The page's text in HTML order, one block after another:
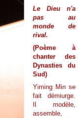
Le Dieu n'a
pas au
monde de
rival.
(Poème à
chanter des
Dynasties du
Sud)
Yiming Min se
fait démiurge.
Il modèle,
assemble,